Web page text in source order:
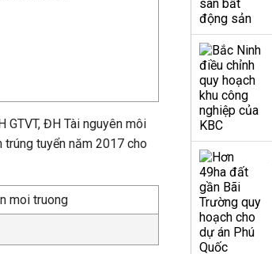
ĐH Tài nguyên môi
tuyển năm 2017 cho